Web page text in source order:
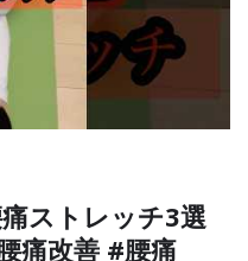
ストレッチ3選
痛改善 #腰痛